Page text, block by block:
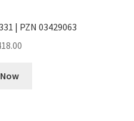
| PZN 03429063